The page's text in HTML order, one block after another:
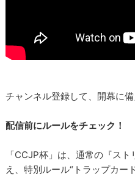
チャンネル登録して、開幕に備
配信前にルールをチェック！
「CCJP杯」は、通常の『ス
え、特別ルール“トラップカー